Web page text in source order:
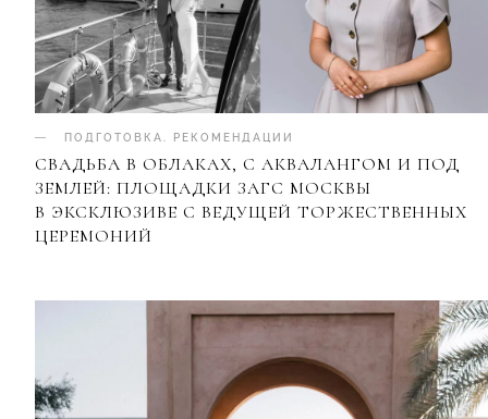
ПОДГОТОВКА РЕКОМЕНДАЦИИ
СВАДЬБА В ОБЛАКАХ, С АКВАЛАНГОМ И ПОД
ЗЕМЛЕЙ: ПЛОЩАДКИ ЗАГС МОСКВЫ
В ЭКСКЛЮЗИВЕ С ВЕДУЩЕЙ ТОРЖЕСТВЕННЫХ
ЦЕРЕМОНИЙ